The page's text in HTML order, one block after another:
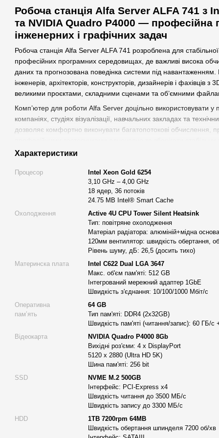
Робоча станція Alfa Server ALFA 741 з
та NVIDIA Quadro P4000 —
інженерних і графічних задач
Робоча станція Alfa Server ALFA 741 розроблена для
професійних програмних середовищах, де важливі висока
даних та прогнозована поведінка системи під
інженерів, архітекторів, конструкторів, дизайнерів і фахівців з
великими проєктами, складними сценами та об’ємними
Комп’ютер для роботи Alfa Server доцільно використовувати
компаніях, студіях візуалізації, навчальних закладах та
дозволяє комфортно виконувати багатопотокові обчислення,
сесіях.
CAD та BIM-проєктування;
3D-моделювання і рендерингу;
інженерних розрахунків та симуляцій;
роботи з графікою високої роздільної здатності;
монтажу та постобробки відео.
Опис основних характеристик робочої станції
В основі робочої станції Alfa Server ALFA 741
Xeon Gold 6254 з тактовою частотою від 3,10 до 4,00 GHz.
забезпечує ефективну обробку паралельних задач,
Кеш-памʼять 24,75 MB Intel® Smart Cache знижує затримки
використовуваної інформації та позитивно впливає на
Система охолодження Active 4U CPU Tower Silent Heatsink
схемою та поєднує алюмінієвий радіатор з мідною
мм вентилятор зі швидкістю обертання до 1800 об/хв
режим навіть під тривалим навантаженням. Рівень шуму
Материнська плата Intel C622 Dual LGA 3647 забезпечує
підтримує встановлення до 512 GB оперативної памʼяті.
1GbE зі швидкістю 10/100/1000 Мбіт/с підходить для
з файлами та віддаленого доступу.
Оперативна памʼять DDR4 64GB ECC Registered з
Характеристики
Процесор
Intel Xeon Gold 6254
3,10 GHz – 4,00 GHz
18 ядер, 36 потоків
24.75 MB Intel® Smart Cache
Охолодження
Active 4U CPU Tower Silent Heatsink
Тип: повітряне охолодження
Матеріал радіатора: алюміній+мідна
120мм вентилятор: швидкість обертання,
Рівень шуму, дБ: 26,5 (досить тихо)
Материнска плата
Intel C622 Dual LGA 3647
Макс. об'єм пам'яті: 512 GB
Інтегрований мережний адаптер 1GbE
Швидкість з'єднання: 10/100/1000 Мбіт/с
Оперативна
памʼять
64 GB
Тип пам'яті: DDR4 (2x32GB)
Швидкість пам'яті (читання/запис): 60 ГБ/с
Відеокарта
NVIDIA Quadro P4000 8Gb
Вихідні роз'єми: 4 x DisplayPort
5120 x 2880 (Ultra HD 5K)
Шина пам'яті: 256 bit
SSD
NVME M.2 500GB
Інтерфейс: PCI-Express x4
Швидкість читання до 3500 МБ/с
Швидкість запису до 3300 МБ/с
HDD
1TB 7200rpm 64MB
Швидкість обертання шпинделя 7200 об/хв